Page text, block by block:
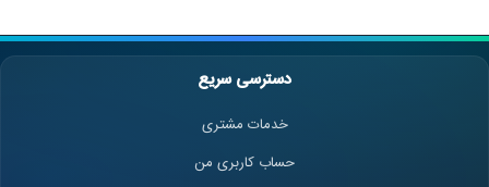
دسترسی سریع
خدمات مشتری
حساب کاربری من